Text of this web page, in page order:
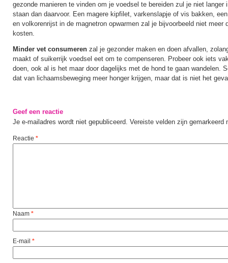
gezonde manieren te vinden om je voedsel te bereiden zul je niet langer
staan dan daarvoor. Een magere kipfilet, varkenslapje of vis bakken,
en volkorenrijst in de magnetron opwarmen zal je bijvoorbeeld niet meer
kosten.
Minder vet consumeren zal je gezonder maken en doen afvallen,
maakt of suikerrijk voedsel eet om te compenseren. Probeer ook iets
doen, ook al is het maar door dagelijks met de hond te gaan wandelen.
dat van lichaamsbeweging meer honger krijgen, maar dat is niet het
Geef een reactie
Je e-mailadres wordt niet gepubliceerd. Vereiste velden zijn gemarkeerd
Reactie *
Naam *
E-mail *